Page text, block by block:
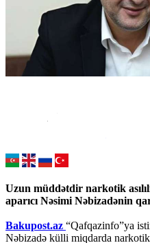
Uzun müddətdir narkotik
aparıcı Nəsimi Nəbizadənin
Bakupost.az “Qafqazinfo”ya
Nəbizadə külli miqdarda